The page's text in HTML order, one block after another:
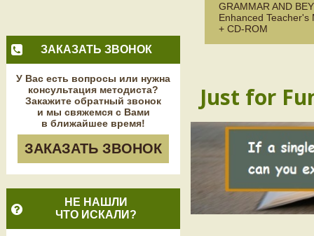
ЗАКАЗАТЬ ЗВОНОК
У Вас есть вопросы или нужна
консультация методиста?
Закажите обратный звонок
и мы свяжемся с Вами
в ближайшее время!
ЗАКАЗАТЬ ЗВОНОК
НЕ НАШЛИ
ЧТО ИСКАЛИ?
GRAMMAR AND
Enhanced Teacher's
+ CD-ROM
Just for